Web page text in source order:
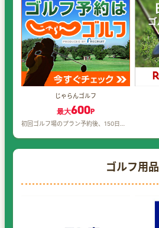
じゃらんゴルフ
最大600P
初回ゴルフ場のプラン予約後、150日以内のプレー完了
ゴルフ用品